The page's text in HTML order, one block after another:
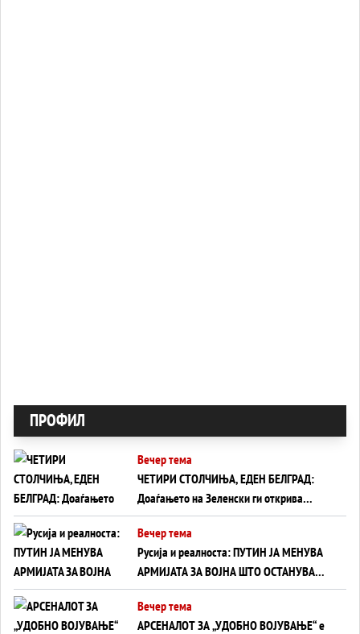
ПРОФИЛ
Вечер тема
ЧЕТИРИ СТОЛЧИЊА, ЕДЕН БЕЛГРАД:
Доаѓањето на Зеленски ги открива
тајните на политиката на балансирање
на Вучиќ
Вечер тема
Русија и реалноста: ПУТИН ЈА МЕНУВА
АРМИЈАТА ЗА ВОЈНА ШТО ОСТАНУВА
БЕЗ ФРОНТ
Вечер тема
АРСЕНАЛОТ ЗА „УДОБНО ВОЈУВАЊЕ“ е